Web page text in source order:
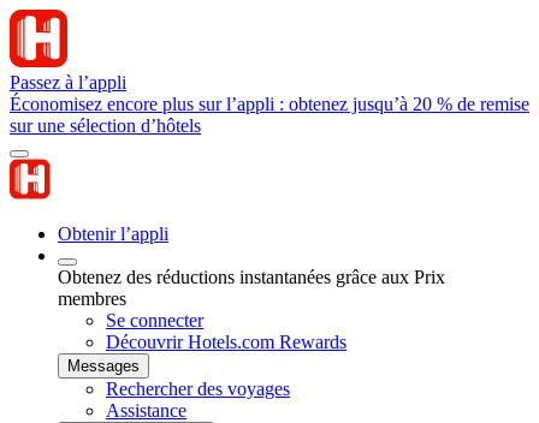
Passez à l’appli
Économisez encore plus sur l’appli : obtenez jusqu’à 20 % de remise
sur une sélection d’hôtels
Obtenir l’appli
Obtenez des réductions instantanées grâce aux Prix
membres
Se connecter
Découvrir Hotels.com Rewards
Messages
Rechercher des voyages
Assistance